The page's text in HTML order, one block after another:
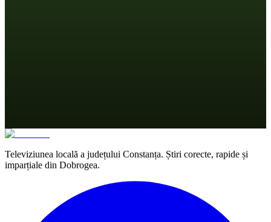
Televiziunea locală a județului Constanța. Știri corecte, rapide și
imparțiale din Dobrogea.